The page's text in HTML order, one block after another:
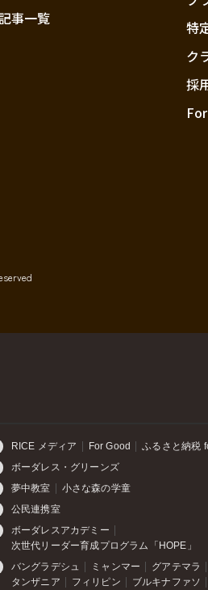
事一覧
特
ク
採
RICE メディア For Good ふるさと納税
ボーダレス・グリーンズ
夢中教室 小さな森の学童
公民連携室
ボーダレスアカデミー
次世代リーダー育成プログラム「HOPE」
バングラデシュ ミャンマー グアテマラ
タンザニア
フィリピン ブルキナファソ